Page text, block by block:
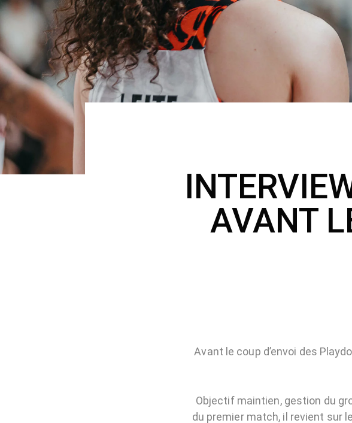
AVANT
Avant le coup d’envoi des
Objectif maintien, gestion du
du premier match, il revient sur